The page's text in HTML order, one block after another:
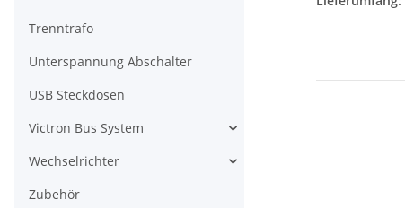
Trenntrafo
Unterspannung Abschalter
USB Steckdosen
Victron Bus System
Wechselrichter
Zubehör